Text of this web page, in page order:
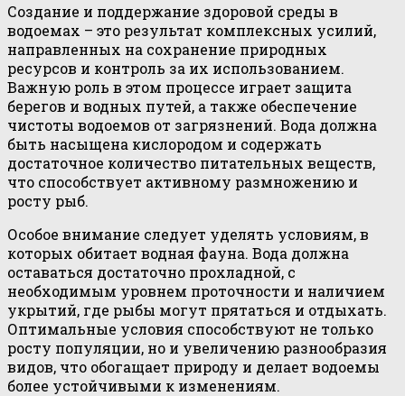
Создание и поддержание здоровой среды в
водоемах – это результат комплексных усилий,
направленных на сохранение природных
ресурсов и контроль за их использованием.
Важную роль в этом процессе играет защита
берегов и водных путей, а также обеспечение
чистоты водоемов от загрязнений. Вода должна
быть насыщена кислородом и содержать
достаточное количество питательных веществ,
что способствует активному размножению и
росту рыб.
Особое внимание следует уделять условиям, в
которых обитает водная фауна. Вода должна
оставаться достаточно прохладной, с
необходимым уровнем проточности и наличием
укрытий, где рыбы могут прятаться и отдыхать.
Оптимальные условия способствуют не только
росту популяции, но и увеличению разнообразия
видов, что обогащает природу и делает водоемы
более устойчивыми к изменениям.